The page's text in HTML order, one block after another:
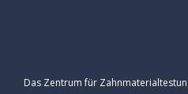
Das Zentrum für